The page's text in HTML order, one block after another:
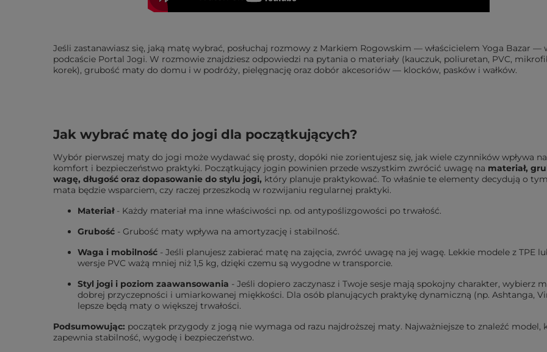
Jeśli zastanawiasz się, jaką matę wybrać, posłuchaj rozmowy z Markiem Rogowskim — właścicielem Yoga Bazar —
podcaście Portal Jogi. W rozmowie znajdziesz odpowiedzi na pytania o materiały (kauczuk, poliuretan, PVC,
korek), grubość maty do domu i w podróży, pielęgnację oraz dobór akcesoriów — klocków, pasków i wałków.
Jak wybrać matę do jogi dla początkujących?
Wybór pierwszej maty do jogi może wydawać się prosty, dopóki nie zorientujesz się, jak wiele czynników wpływa na
komfort i bezpieczeństwo praktyki. Początkujący jogin powinien przede wszystkim zwrócić uwagę na materiał,
wagę, długość oraz dopasowanie do stylu jogi, który planuje praktykować. To właśnie te elementy decydują o
mata będzie wsparciem, czy raczej przeszkodą w rozwijaniu regularnej praktyki.
Materiał - Każdy materiał ma inne właściwości np. od antypoślizgowości po trwałość.
Grubość - Grubość maty wpływa na amortyzację i stabilność.
Waga i mobilność - Jeśli planujesz zabierać matę na zajęcia, zwróć uwagę na jej wagę. Lekkie modele z TPE
wersje PVC ważą mniej niż 1,5 kg, dzięki czemu są wygodne w transporcie.
Styl jogi i poziom zaawansowania - Jeśli dopiero zaczynasz i Twoje sesje mają spokojny charakter, wybierz
dobrej przyczepności i umiarkowanej miękkości. Dla osób planujących praktykę dynamiczną (np. Ashtanga,
lepsze będą maty o większej trwałości.
Podsumowując: początek przygody z jogą nie wymaga od razu najdroższej maty. Najważniejsze to znaleźć model,
zapewnia stabilność, wygodę i bezpieczeństwo.